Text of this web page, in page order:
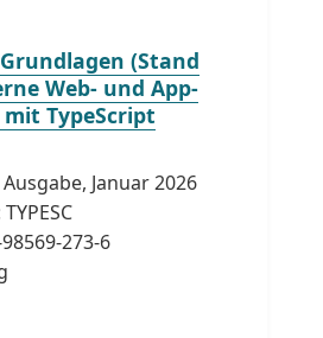
(Stand
Web- und App-
TypeScript
Ausgabe, Januar 2026
TYPESC
273-6